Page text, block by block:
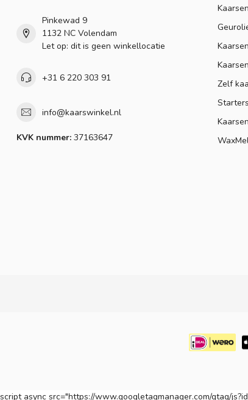
Pinkewad 9
1132 NC Volendam
Let op: dit is geen winkellocatie
+31 6 220 303 91
info@kaarswinkel.nl
KVK nummer: 37163647
Zelf
Kaarsen
script async src="https://www.googletagmanager.com/gtag/